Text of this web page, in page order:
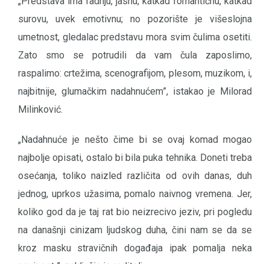
surovu, uvek emotivnu; no pozorište je višeslojna
umetnost, gledalac predstavu mora svim čulima osetiti.
Zato smo se potrudili da vam čula zaposlimo,
raspalimo: crtežima, scenografijom, plesom, muzikom, i,
najbitnije, glumačkim nadahnućem”, istakao je Milorad
Milinković.
„Nadahnuće je nešto čime bi se ovaj komad mogao
najbolje opisati, ostalo bi bila puka tehnika. Doneti treba
osećanja, toliko naizled različita od ovih danas, duh
jednog, uprkos užasima, pomalo naivnog vremena. Jer,
koliko god da je taj rat bio neizrecivo jeziv, pri pogledu
na današnji cinizam ljudskog duha, čini nam se da se
kroz masku stravičnih događaja ipak pomalja neka